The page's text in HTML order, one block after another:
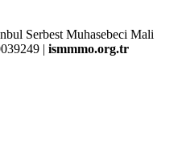
Serbest Muhasebeci Mali
| ismmmo.org.tr